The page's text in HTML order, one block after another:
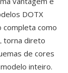
DOTX
completa como
torna direto
de cores
inteiro.